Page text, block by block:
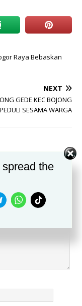
Raya Bebaskan
NEXT
GEDE KEC BOJONG
SESAMA WARGA
the